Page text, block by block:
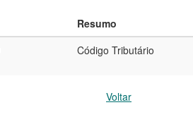
Resumo
Código Tributário
Voltar